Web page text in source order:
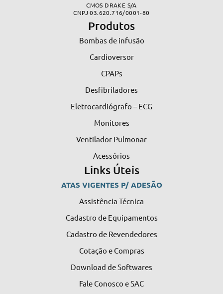
CMOS DRAKE S/A
CNPJ 03.620.716/0001-80
Produtos
Bombas de infusão
Cardioversor
CPAPs
Desfibriladores
Eletrocardiógrafo – ECG
Monitores
Ventilador Pulmonar
Acessórios
Links Úteis
ATAS VIGENTES P/ ADESÃO
Assistência Técnica
Cadastro de Equipamentos
Cadastro de Revendedores
Cotação e Compras
Download de Softwares
Fale Conosco e SAC